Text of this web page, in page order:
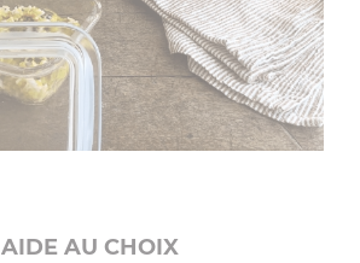
AIDE AU CHOIX